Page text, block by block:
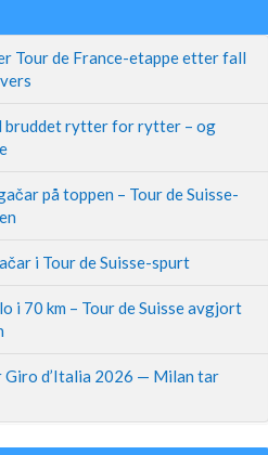
Tour de France-etappe etter fall
bruddet rytter for rytter – og
på toppen – Tour de Suisse-
i Tour de Suisse-spurt
i 70 km – Tour de Suisse avgjort
Giro d’Italia 2026 — Milan tar